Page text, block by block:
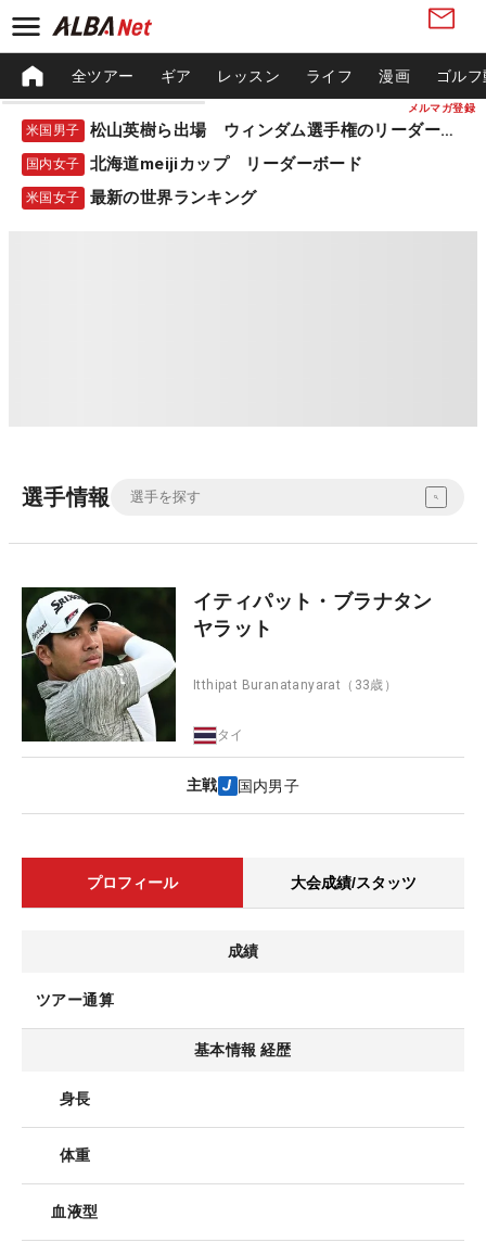
メルマガ登録
全ツアー ギア レッスン ライフ 漫画 ゴル
米国男子 松山英樹ら出場 ウィンダム選手権のリーダーボード
国内女子 北海道meijiカップ リーダーボード
米国女子 最新の世界ランキング
選手情報
イティパット・ブラナタン
ヤラット
Itthipat Buranatanyarat （33歳）
タイ
主戦 国内男子
プロフィール 大会成績/スタッツ
成績
ツアー通算
基本情報 経歴
身長
体重
血液型